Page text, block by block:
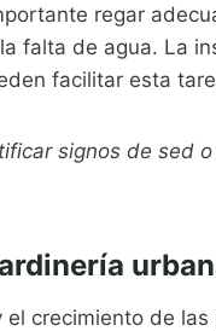
regar
falta de agua. La
facilitar esta
signos de sed
crecimiento de